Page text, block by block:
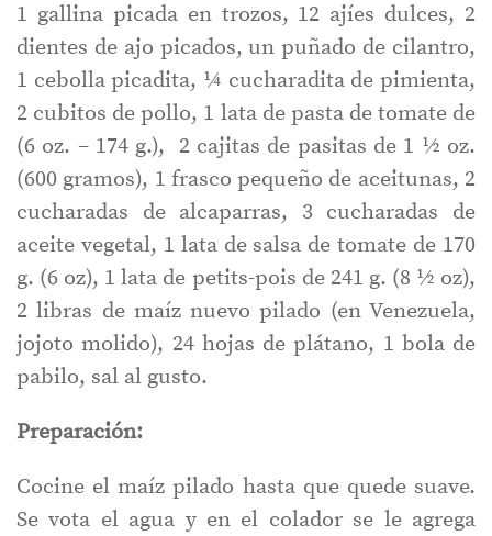
1 gallina picada en trozos, 12 ajíes dulces, 2
dientes de ajo picados, un puñado de cilantro,
1 cebolla picadita, ¼ cucharadita de pimienta,
2 cubitos de pollo, 1 lata de pasta de tomate de
(6 oz. – 174 g.), 2 cajitas de pasitas de 1 ½ oz.
(600 gramos), 1 frasco pequeño de aceitunas, 2
cucharadas de alcaparras, 3 cucharadas de
aceite vegetal, 1 lata de salsa de tomate de 170
g. (6 oz), 1 lata de petits-pois de 241 g. (8 ½ oz),
2 libras de maíz nuevo pilado (en Venezuela,
jojoto molido), 24 hojas de plátano, 1 bola de
pabilo, sal al gusto.
Preparación:
Cocine el maíz pilado hasta que quede suave.
Se vota el agua y en el colador se le agrega